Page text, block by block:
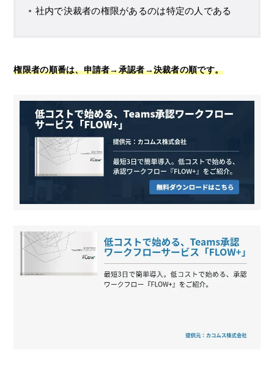
社内で決裁者の権限があるのは特定の人である
権限者の順番は、申請者→承認者→決裁者の順です。